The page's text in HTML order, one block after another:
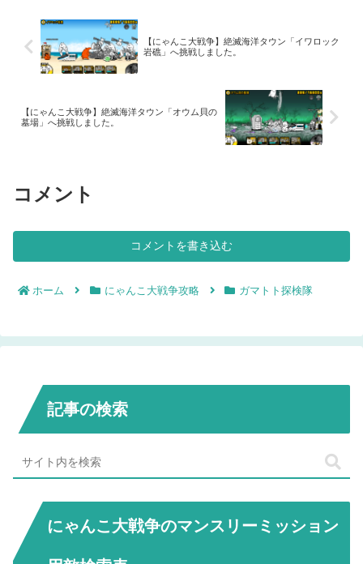
【にゃんこ大戦争】絶滅海洋タウン「イワロック
岩礁」へ挑戦しました。
【にゃんこ大戦争】絶滅海洋タウン「オウム貝の
墓場」へ挑戦しました。
コメント
コメントを書き込む
ホーム にゃんこ大戦争攻略 ガマトト探検隊
記事の検索
にゃんこ大戦争のマンスリーミッション